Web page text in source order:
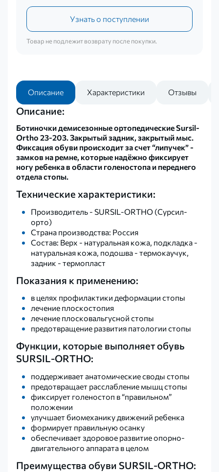
Узнать о поступлении
Товар не подлежит возврату после покупки.
Описание Характеристики Отзывы
Описание:
Ботиночки демисезонные ортопедические Sursil-
Ortho 23-203. Закрытый задник, закрытый мыс.
Фиксация обуви происходит за счет “липучек” -
замков на ремне, которые надёжно фиксирует
ногу ребенка в области голеностопа и переднего
отдела стопы.
Технические характеристики:
Производитель - SURSIL-ORTHO (Сурсил-
орто)
Страна производства: Россия
Состав: Верх - натуральная кожа, подкладка -
натуральная кожа, подошва - термокаучук,
задник - термопласт
Показания к применению:
в целях профилактики деформации стопы
лечение плоскостопия
лечение плосковальгусной стопы
предотвращение развития патологии стопы
Функции, которые выполняет обувь
SURSIL-ORTHO:
поддерживает анатомические своды стопы
предотвращает расслабление мышц стопы
фиксирует голеностоп в “правильном”
положении
улучшает биомеханику движений ребенка
формирует правильную осанку
обеспечивает здоровое развитие опорно-
двигательного аппарата в целом
Преимущества обуви SURSIL-ORTHO: